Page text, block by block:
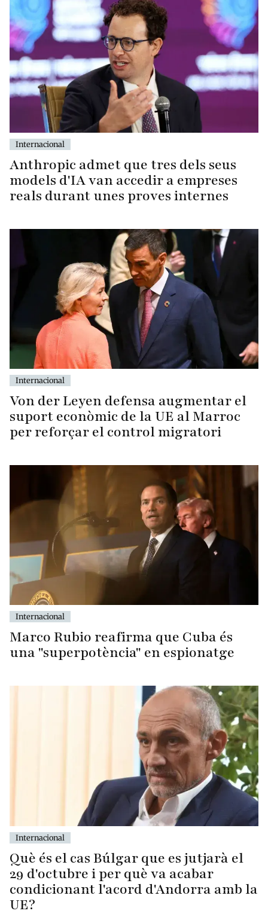
Internacional
Anthropic admet que tres dels seus
models d'IA van accedir a empreses
reals durant unes proves internes
Internacional
Von der Leyen defensa augmentar el
suport econòmic de la UE al Marroc
per reforçar el control migratori
Internacional
Marco Rubio reafirma que Cuba és
una "superpotència" en espionatge
Internacional
Què és el cas Búlgar que es jutjarà el
29 d'octubre i per què va acabar
condicionant l'acord d'Andorra amb la
UE?